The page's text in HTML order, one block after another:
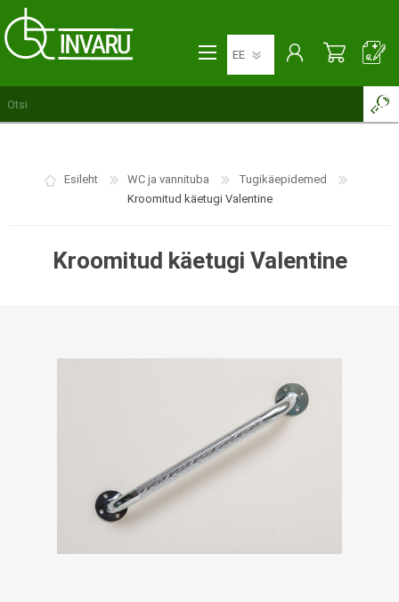
Esileht WC ja vannituba
Tugikäepidemed
Kroomitud käetugi Valentine
Kroomitud käetugi Valentine